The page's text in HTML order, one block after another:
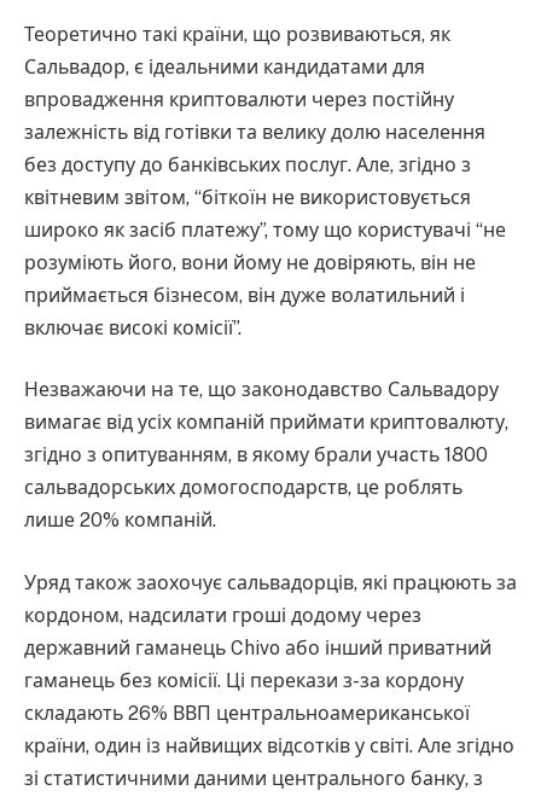
Теоретично такі країни, що розвиваються, як
Сальвадор, є ідеальними кандидатами для
впровадження криптовалюти через постійну
залежність від готівки та велику долю населення
без доступу до банківських послуг. Але, згідно з
квітневим звітом, “біткоїн не використовується
широко як засіб платежу”, тому що користувачі “не
розуміють його, вони йому не довіряють, він не
приймається бізнесом, він дуже волатильний і
включає високі комісії”.
Незважаючи на те, що законодавство Сальвадору
вимагає від усіх компаній приймати криптовалюту,
згідно з опитуванням, в якому брали участь 1800
сальвадорських домогосподарств, це роблять
лише 20% компаній.
Уряд також заохочує сальвадорців, які працюють за
кордоном, надсилати гроші додому через
державний гаманець Chivo або інший приватний
гаманець без комісії. Ці перекази з-за кордону
складають 26% ВВП центральноамериканської
країни, один із найвищих відсотків у світі. Але згідно
зі статистичними даними центрального банку, з